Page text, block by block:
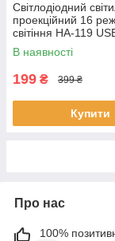
Світлодіодний
проекційний 16
світіння HA-119
Світильник з
сонця
В наявності
199 ₴ 399 ₴
Купити
Про нас
100%